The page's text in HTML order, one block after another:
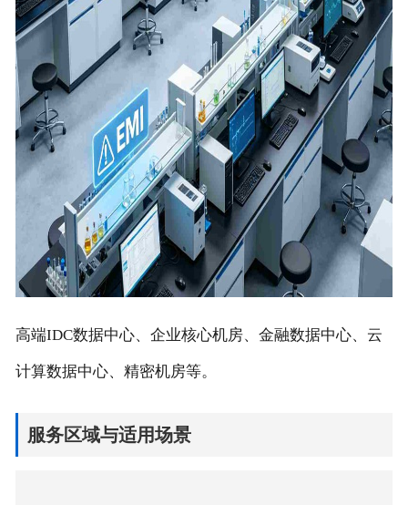
高端IDC数据中心、企业核心机房、金融数据中心、云
计算数据中心、精密机房等。
服务区域与适用场景